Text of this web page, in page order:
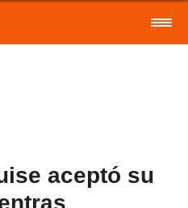
aceptó su